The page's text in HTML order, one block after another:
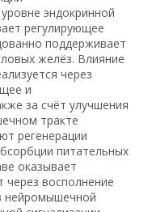
эндокринной
регулирующее
поддерживает
желёз. Влияние
через
и
за счёт улучшения
тракте
регенерации
питательных
оказывает
восполнение
нейромышечной